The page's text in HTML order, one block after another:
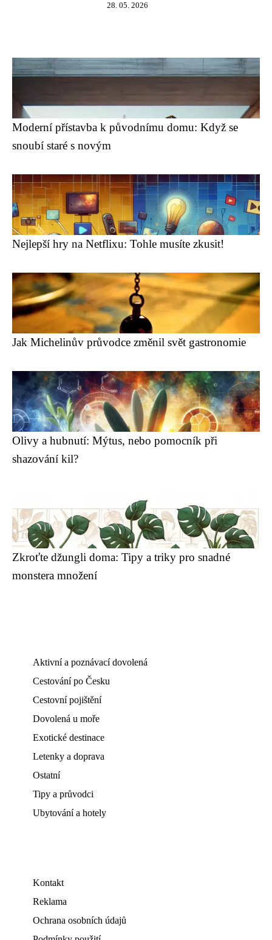
28. 05. 2026
Moderní přístavba k původnímu domu: Když se
snoubí staré s novým
Nejlepší hry na Netflixu: Tohle musíte zkusit!
Jak Michelinův průvodce změnil svět gastronomie
Olivy a hubnutí: Mýtus, nebo pomocník při
shazování kil?
Zkroťte džungli doma: Tipy a triky pro snadné
monstera množení
Aktivní a poznávací dovolená
Cestování po Česku
Cestovní pojištění
Dovolená u moře
Exotické destinace
Letenky a doprava
Ostatní
Tipy a průvodci
Ubytování a hotely
Kontakt
Reklama
Ochrana osobních údajů